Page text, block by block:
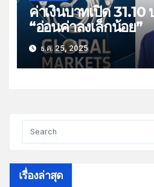
ค่าเงินบาทเปิด
“อ่อนค่าลงเล็กน้อย”
ธ.ค. 25, 2025
เรื่องล่าสุด